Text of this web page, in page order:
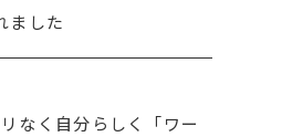
ました
なく自分らしく「ワー